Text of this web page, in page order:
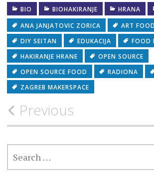
BIO BIOHAKIRANJE HRANA
ANA JANJATOVIC ZORICA
ART FOOD
DIY SEITAN
EDUKACIJA
FOOD
HAKIRANJE HRANE
OPEN SOURCE
OPEN SOURCE FOOD
RADIONA
ZAGREB MAKERSPACE
Post
navigation
Previous
SEARCH
FOR: